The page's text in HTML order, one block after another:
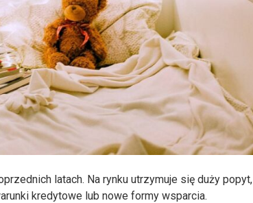
latach. Na rynku utrzymuje się duży
kredytowe lub nowe formy wsparcia.